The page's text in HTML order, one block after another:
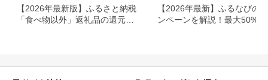
【2026年最新版】ふるさと納税
「食べ物以外」返礼品の還元率
【2026年最新】ふるなびの
ンペーンを解説！最大50%還